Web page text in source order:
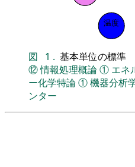
温度
図 1 . 基本単位の標準
⑫情報処理概論① エネ
ー化学特論①機器分析
ンター